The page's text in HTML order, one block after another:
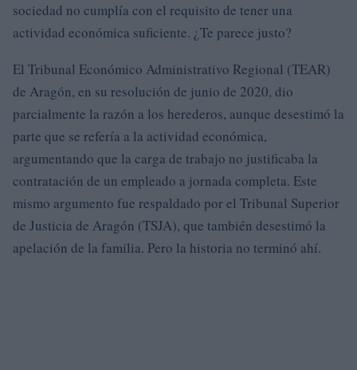
sociedad no cumplía con el requisito de tener una
actividad económica suficiente. ¿Te parece justo?
El Tribunal Económico Administrativo Regional (TEAR)
de Aragón, en su resolución de junio de 2020, dio
parcialmente la razón a los herederos, aunque desestimó la
parte que se refería a la actividad económica,
argumentando que la carga de trabajo no justificaba la
contratación de un empleado a jornada completa. Este
mismo argumento fue respaldado por el Tribunal Superior
de Justicia de Aragón (TSJA), que también desestimó la
apelación de la familia. Pero la historia no terminó ahí.